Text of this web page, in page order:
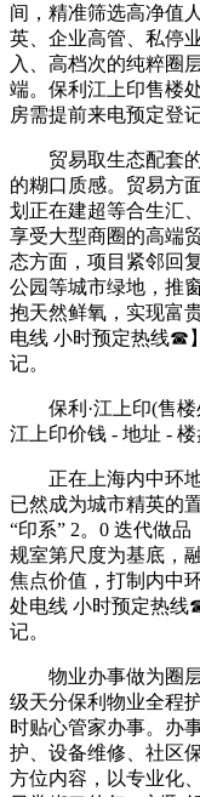
间，精准筛选高净值
英、企业高管、私停
入、高档次的纯粹圈
端。保利江上印售楼
房需提前来电预定登记
贸易取生态配套的
的糊口质感。贸易方
划正在建超等合生汇
享受大型商圈的高端
态方面，项目紧邻回
公园等城市绿地，推
抱天然鲜氧，实现富
电线 小时预定热线☎
记。
保利·江上印(售楼
江上印价钱 - 地址 -
正在上海内中环地
已然成为城市精英的
“印系” 2。0 迭代做
规室第尺度为基底，
焦点价值，打制内中
处电线 小时预定热线
记。
物业办事做为圈层
级天分保利物业全程
时贴心管家办事。办
护、设备维修、社区
方位内容，以专业化